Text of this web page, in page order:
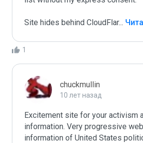
Site hides behind CloudFlar...
1
chuckmullin
10 лет назад
Excitement site for your activism
information. Very progressive
information of United States